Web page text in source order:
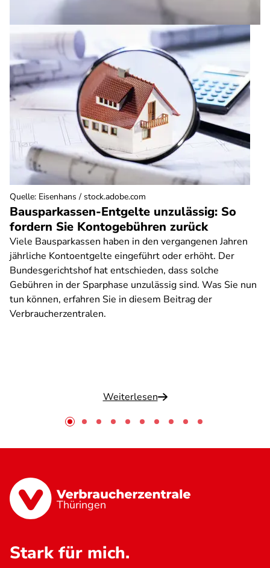
Bausparkassen-Entgelte unzulässig: So
fordern Sie Kontogebühren zurück
Viele Bausparkassen haben in den vergangenen Jahren
jährliche Kontoentgelte eingeführt oder erhöht. Der
Bundesgerichtshof hat entschieden, dass solche
Gebühren in der Sparphase unzulässig sind. Was Sie nun
tun können, erfahren Sie in diesem Beitrag der
Verbraucherzentralen.
Weiterlesen
Quelle: Eisenhans / stock.adobe.com
Thüringen
Stark für mich.